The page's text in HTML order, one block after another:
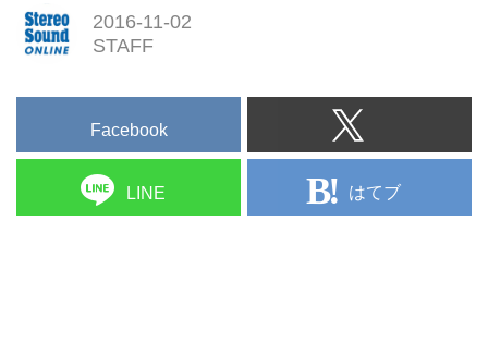
2016-11-02
STAFF
Facebook
LINE はてブ